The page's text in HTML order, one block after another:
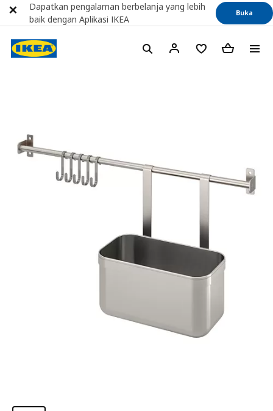
Dapatkan pengalaman berbelanja yang lebih
baik dengan Aplikasi IKEA
Buka